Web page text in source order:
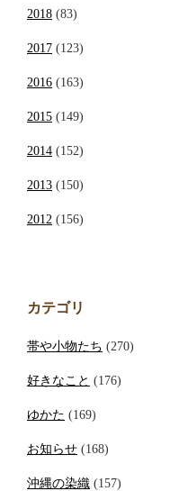
2018 (83)
2017 (123)
2016 (163)
2015 (149)
2014 (152)
2013 (150)
2012 (156)
カテゴリ
帯や小物たち (270)
好きなこと (176)
ゆかた (169)
お知らせ (168)
沖縄の染織 (157)